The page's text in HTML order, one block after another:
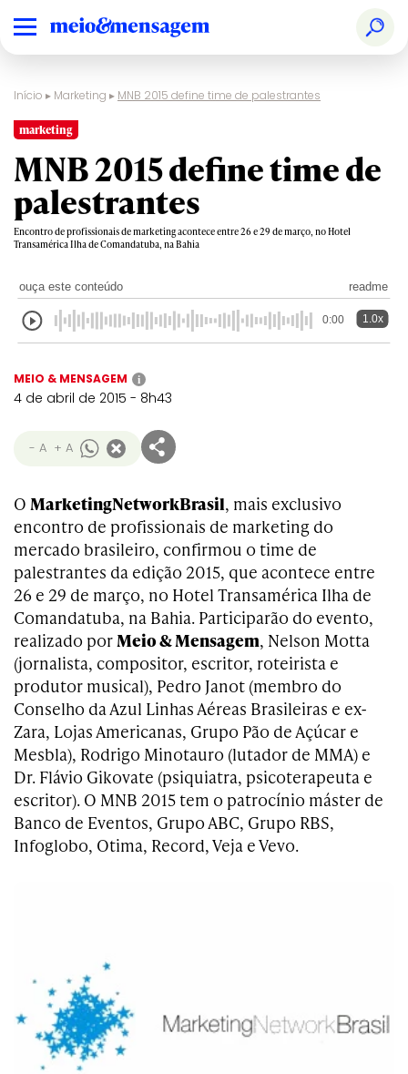
Início ▸ Marketing ▸ MNB 2015 define time de palestrantes
marketing
MNB 2015 define time de
palestrantes
Encontro de profissionais de marketing acontece entre 26 e 29 de março, no Hotel
Transamérica Ilha de Comandatuba, na Bahia
ouça este conteúdo readme
0:00 1.0x
MEIO & MENSAGEM i
4 de abril de 2015 - 8h43
- A + A
O MarketingNetworkBrasil, mais exclusivo
encontro de profissionais de marketing do
mercado brasileiro, confirmou o time de
palestrantes da edição 2015, que acontece entre
26 e 29 de março, no Hotel Transamérica Ilha de
Comandatuba, na Bahia. Participarão do evento,
realizado porMeio & Mensagem, Nelson Motta
(jornalista, compositor, escritor, roteirista e
produtor musical), Pedro Janot (membro do
Conselho da Azul Linhas Aéreas Brasileiras e ex-
Zara, Lojas Americanas, Grupo Pão de Açúcar e
Mesbla), Rodrigo Minotauro (lutador de MMA) e
Dr. Flávio Gikovate (psiquiatra, psicoterapeuta e
escritor). O MNB 2015 tem o patrocínio máster de
Banco de Eventos, Grupo ABC, Grupo RBS,
Infoglobo, Otima, Record, Veja e Vevo.